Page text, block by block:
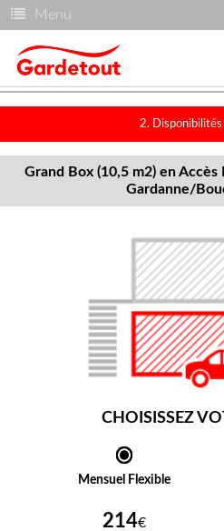
Menu
2.
Grand Box (10,5 m2) en Accès
Gardanne/
CHOISISSEZ
Mensuel Flexible
214€